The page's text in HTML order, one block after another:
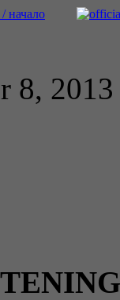
8, 2013